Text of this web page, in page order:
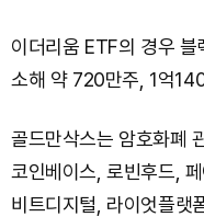
이더리움 ETF의 경우
소해 약 720만주, 1억
골드만삭스는 암호화폐
코인베이스, 로빈후드,
비트디지털, 라이엇플랫